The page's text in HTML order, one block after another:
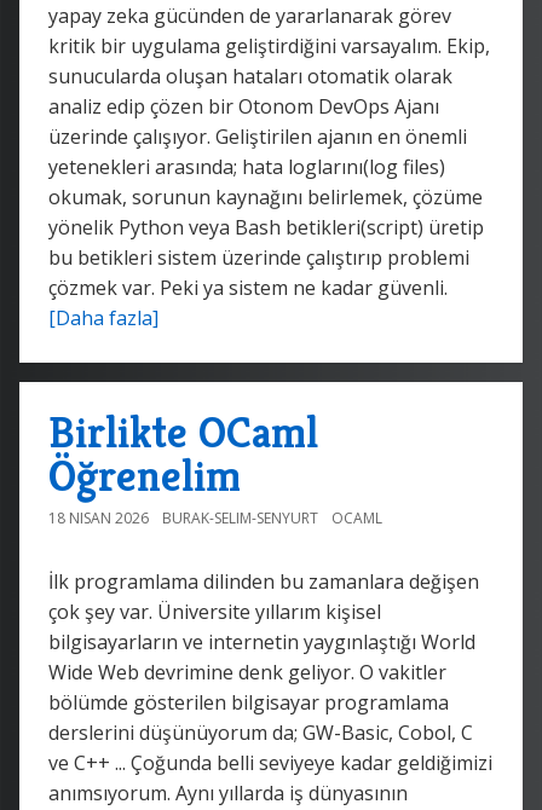
yapay zeka gücünden de yararlanarak görev
kritik bir uygulama geliştirdiğini varsayalım. Ekip,
sunucularda oluşan hataları otomatik olarak
analiz edip çözen bir Otonom DevOps Ajanı
üzerinde çalışıyor. Geliştirilen ajanın en önemli
yetenekleri arasında; hata loglarını(log files)
okumak, sorunun kaynağını belirlemek, çözüme
yönelik Python veya Bash betikleri(script) üretip
bu betikleri sistem üzerinde çalıştırıp problemi
çözmek var. Peki ya sistem ne kadar güvenli.
[Daha fazla]
Birlikte OCaml
Öğrenelim
18 NISAN 2026 BURAK-SELIM-SENYURT OCAML
İlk programlama dilinden bu zamanlara değişen
çok şey var. Üniversite yıllarım kişisel
bilgisayarların ve internetin yaygınlaştığı World
Wide Web devrimine denk geliyor. O vakitler
bölümde gösterilen bilgisayar programlama
derslerini düşünüyorum da; GW-Basic, Cobol, C
ve C++ ... Çoğunda belli seviyeye kadar geldiğimizi
anımsıyorum. Aynı yıllarda iş dünyasının